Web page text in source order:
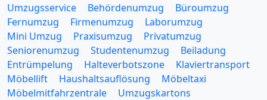
Umzugsservice Behördenumzug
Büroumzug
Fernumzug
Firmenumzug
Laborumzug
Mini Umzug
Praxisumzug
Privatumzug
Seniorenumzug
Studentenumzug
Beiladung
Entrümpelung
Halteverbotszone
Klaviertransport
Möbellift
Haushaltsauflösung
Möbeltaxi
Möbelmitfahrzentrale
Umzugskartons